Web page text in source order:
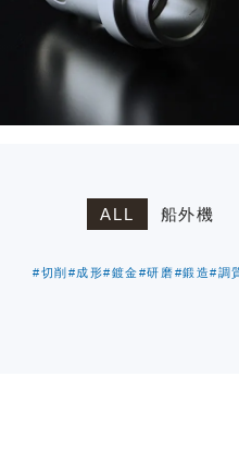
ALL 船外機
#切削 #成形#鍍金#研磨#鍛造#調